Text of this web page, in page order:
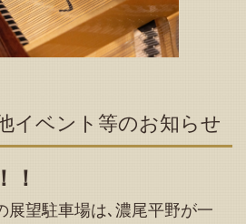
ました
光情報、その他イベント等のお知
ジに予約可能日（カレンダー11
ジの予約可能日（カレンダー９
イベント等のお知らせ
！
望駐車場は､濃尾平野が一